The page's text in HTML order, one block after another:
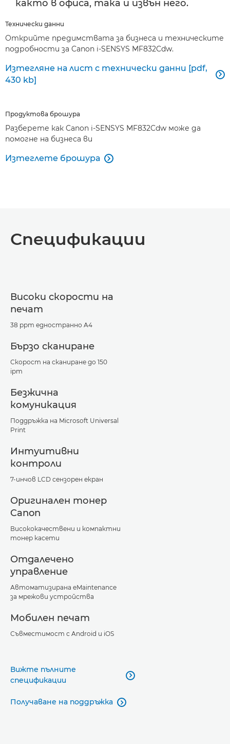
както в офиса, така и извън него.
Технически данни
Открийте предимствата за бизнеса и техническите
подробности за Canon i-SENSYS MF832Cdw.
Изтегляне на лист с технически данни [pdf,
430 kb]

Продуктова брошура
Разберете как Canon i-SENSYS MF832Cdw може да
помогне на бизнеса ви
Изтеглете брошура 
Спецификации
Високи скорости на
печат
38 ppm едностранно A4
Бързо сканиране
Скорост на сканиране до 150
ipm
Безжична
комуникация
Поддръжка на Microsoft Universal
Print
Интуитивни
контроли
7-инчов LCD сензорен екран
Оригинален тонер
Canon
Висококачествени и компактни
тонер касети
Отдалечено
управление
Автоматизирана eMaintenance
за мрежови устройства
Мобилен печат
Съвместимост с Android и iOS
Вижте пълните
спецификации

Получаване на поддръжка 